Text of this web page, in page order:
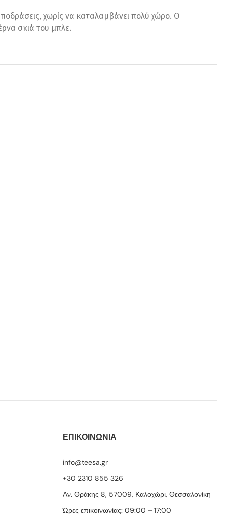
χωρίς να καταλαμβάνει πολύ χώρο. Ο
σκιά του μπλε.
ΕΠΙΚΟΙΝΩΝΙΑ
info@teesa.gr
+30 2310 855 326
Αν. Θράκης 8, 57009, Καλοχώρι, Θεσσαλονίκη
Ώρες επικοινωνίας: 09:00 – 17:00